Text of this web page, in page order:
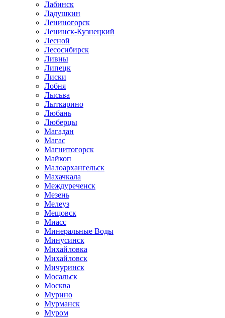
Лабинск
Ладушкин
Лениногорск
Ленинск-Кузнецкий
Лесной
Лесосибирск
Ливны
Липецк
Лиски
Лобня
Лысьва
Лыткарино
Любань
Люберцы
Магадан
Магас
Магнитогорск
Майкоп
Малоархангельск
Махачкала
Междуреченск
Мезень
Мелеуз
Мещовск
Миасс
Минеральные Воды
Минусинск
Михайловка
Михайловск
Мичуринск
Мосальск
Москва
Мурино
Мурманск
Муром